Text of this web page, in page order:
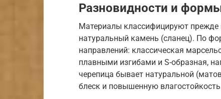
Разновидности и
Материалы классифицируют прежде
натуральный камень (сланец). По
направлений: классическая
плавными изгибами и S-образная,
черепица бывает натуральной
блеск и повышенную